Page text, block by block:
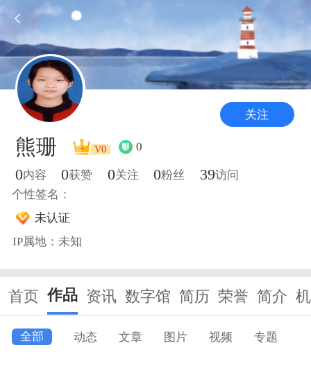
关注
熊珊 V0 0
0内容 0获赞 0关注 0粉丝 39访问
个性签名：
未认证
IP属地：未知
首页 作品 资讯 数字馆 简历 荣誉 简介
全部 动态 文章 图片 视频 专题